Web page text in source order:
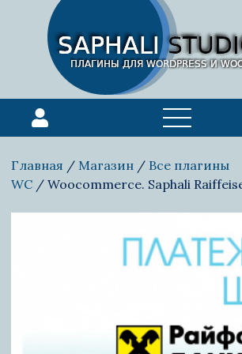
открыть
меню
Главная / Магазин / Все плагины
WС / Woocommerce. Saphali